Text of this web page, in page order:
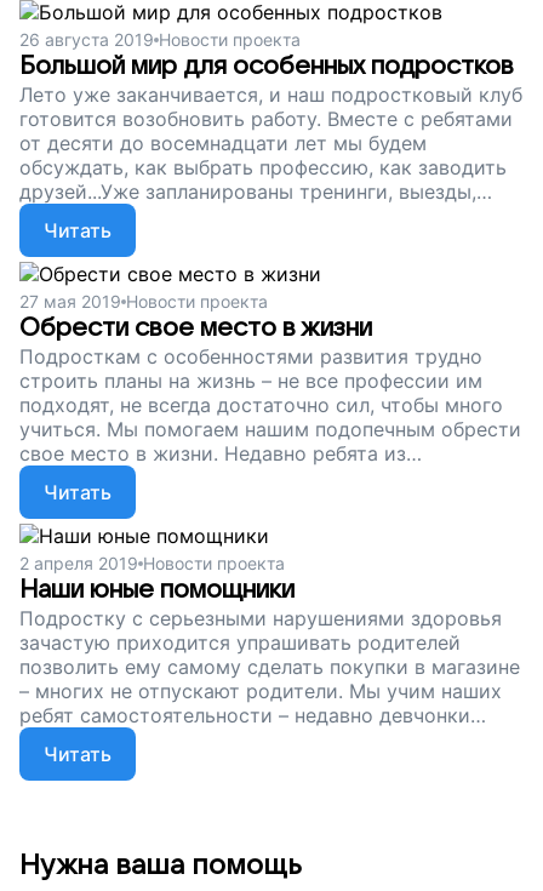
26 августа 2019 Новости проекта
Большой мир для особенных подростков
Лето уже заканчивается, и наш подростковый клуб
готовится возобновить работу. Вместе с ребятами
от десяти до восемнадцати лет мы будем
обсуждать, как выбрать профессию, как заводить
друзей...Уже запланированы тренинги, выезды,
встречи. Но на работу нашего клуба нужны деньги.
Помогите подросткам с особенностями развития
научиться жить в большом мире, открывая для
себя новые возможности, поддержите наш проект!
Читать
27 мая 2019 Новости проекта
Обрести свое место в жизни
Подросткам с особенностями развития трудно
строить планы на жизнь – не все профессии им
подходят, не всегда достаточно сил, чтобы много
учиться. Мы помогаем нашим подопечным обрести
свое место в жизни. Недавно ребята из
подросткового клуба съездили на завод, который
делает ящики из картона. Работа склейщика
проста, хоть и несколько монотонна, но подходит
человеку с инвалидностью. Сейчас мы
продолжаем собирать деньги, чтобы
поддерживать подростков с особенностями
развития. Поддержите наш проект!
Читать
2 апреля 2019 Новости проекта
Наши юные помощники
Подростку с серьезными нарушениями здоровья
зачастую приходится упрашивать родителей
позволить ему самому сделать покупки в магазине
– многих не отпускают родители. Мы учим наших
ребят самостоятельности – недавно девчонки
сами ходили в магазин и готовили еду. Сейчас мы
собираем деньги, чтобы подростковый клуб для
ребят с нарушениями здоровья продолжал
Читать
Нужна ваша помощь